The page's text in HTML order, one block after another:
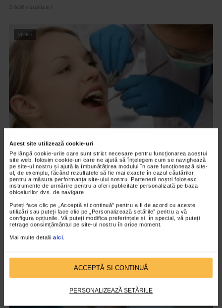
Acest site utilizează cookie-uri
Pe lângă cookie-urile care sunt strict necesare pentru funcționarea acestui
site web, folosim cookie-uri care ne ajută să înțelegem cum se navighează
pe site-ul nostru și ajută la îmbunătățirea modului în care funcționează site-
ul, de exemplu, făcând rezultatele să fie mai exacte în cazul căutărilor,
pentru a măsura performanța site-ului nostru. Partenerii noștri folosesc
instrumente de urmărire pentru a oferi publicitate personalizată pe baza
obiceiurilor dvs. de navigare.
Puteți face clic pe „Acceptă si continuă” pentru a fi de acord cu aceste
utilizări sau puteți face clic pe „Personalizează setările” pentru a vă
configura opțiunile. Vă puteți modifica preferințele și, în special, vă puteți
retrage consimțământul pe site-ul nostru în orice moment.
Mai multe detalii aici.
ACCEPTĂ SI CONTINUĂ
PERSONALIZEAZĂ SETĂRILE
5.608 vizualizari
VIDEO
STOMATOLOGICE
Igiena dentara
7.756 vizualizari
VIDEO